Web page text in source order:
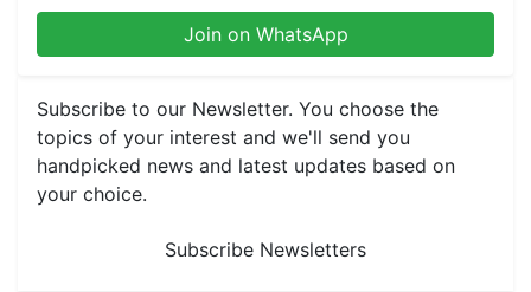
Join on WhatsApp
Subscribe to our Newsletter. You choose the
topics of your interest and we'll send you
handpicked news and latest updates based on
your choice.
Subscribe Newsletters